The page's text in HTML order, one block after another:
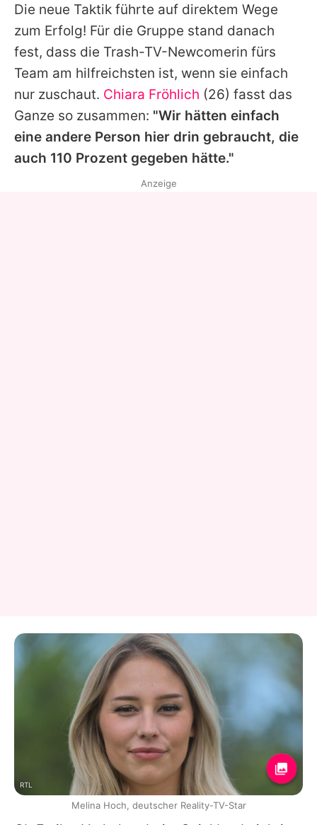
Die neue Taktik führte auf direktem Wege
zum Erfolg! Für die Gruppe stand danach
fest, dass die Trash-TV-Newcomerin fürs
Team am hilfreichsten ist, wenn sie einfach
nur zuschaut. Chiara Fröhlich (26) fasst das
Ganze so zusammen: "Wir hätten einfach
eine andere Person hier drin gebraucht, die
auch 110 Prozent gegeben hätte."
Anzeige
RTL
Melina Hoch, deutscher Reality-TV-Star